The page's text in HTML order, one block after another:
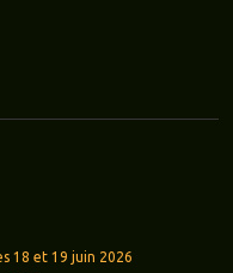
18 et 19 juin 2026